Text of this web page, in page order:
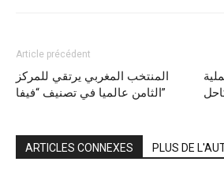
Article précédent
المنتخب المغربي يرتقي للمركز
الثامن عالميا في تصنيف “فيفا”
ARTICLES CONNEXES PLUS DE